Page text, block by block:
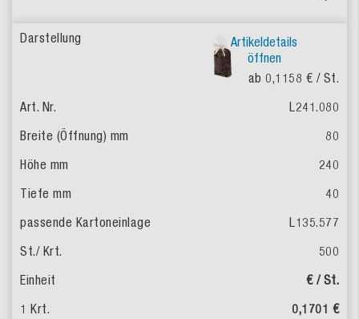
Artikeldetails
öffnen
ab 0,1158 € / St.
L241.080
80
240
40
L135.577
500
€ / St.
0,1701 €